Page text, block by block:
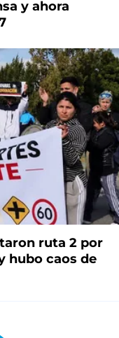
y ahora
ruta 2 por
hubo caos de